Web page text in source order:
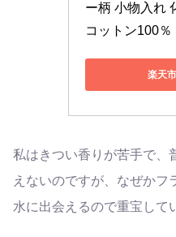
ー柄 小物入れ
コットン100％
楽天
私はきつい香りが苦手で、
えないのですが、なぜかフ
水に出会えるので重宝して